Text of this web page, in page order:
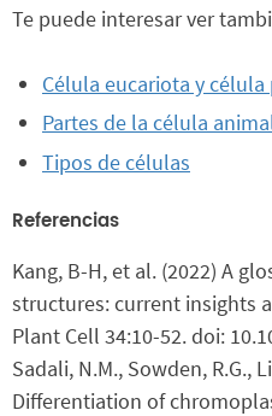
Te puede interesar ver
Célula eucariota y
Partes de la célula
Tipos de células
Referencias
Kang, B-H, et al. (2022) A
structures: current insights
Plant Cell 34:10-52. doi:
Sadali, N.M., Sowden, R.G.,
Differentiation of